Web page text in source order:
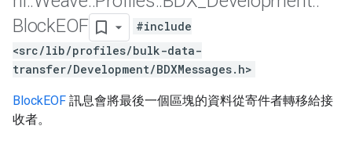
BlockEOF
#include
<src/lib/profiles/bulk-data-
transfer/Development/BDXMessages.h>
BlockEOF 訊息會將最後一個區塊的資料從寄件者轉移給接
收者。